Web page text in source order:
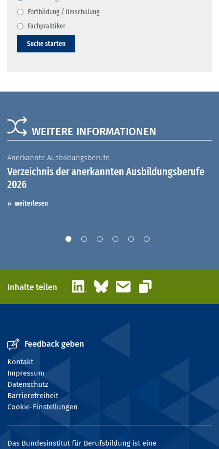
Fortbildung / Umschulung
Fachpraktiker
Suche starten
WEITERE INFORMATIONEN
Anerkannte Ausbildungsberufe
Verzeichnis der anerkannten Ausbildungsberufe
2026
weiterlesen
Inhalte teilen LinkedInBlueskyE-Mail
Link kopieren
Feedback geben
Kontakt
Impressum
Datenschutz
Barrierefreiheit
Cookie-Einstellungen
Das Bundesinstitut für Berufsbildung ist eine